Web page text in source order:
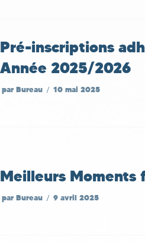
Pré-inscriptions
Année 2025/2026
par Bureau 10 mai 2025
Meilleurs Moments
par Bureau 9 avril 2025